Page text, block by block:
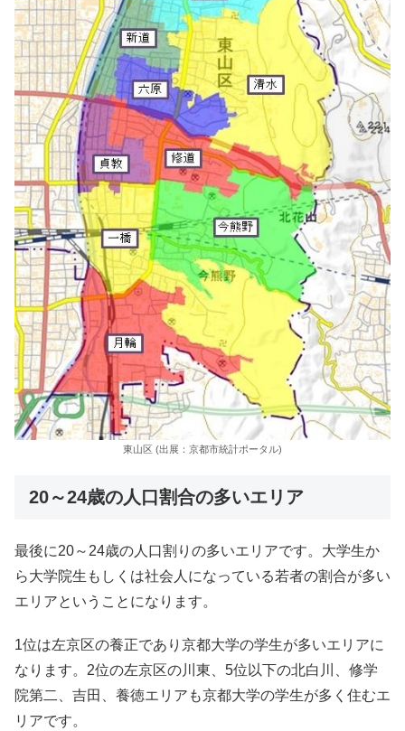
東山区 (出展：京都市統計ポータル)
20～24歳の人口割合の多いエリア
最後に20～24歳の人口割りの多いエリアです。大学生か
ら大学院生もしくは社会人になっている若者の割合が多い
エリアということになります。
1位は左京区の養正であり京都大学の学生が多いエリアに
なります。2位の左京区の川東、5位以下の北白川、修学
院第二、吉田、養徳エリアも京都大学の学生が多く住むエ
リアです。